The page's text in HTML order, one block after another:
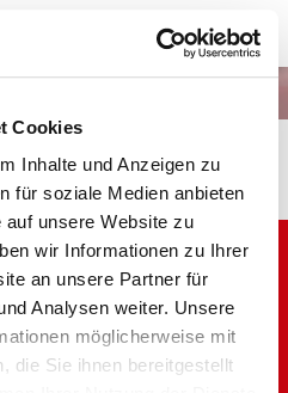
Cookies
Inhalte und Anzeigen zu
für soziale Medien anbieten
unsere Website zu
wir Informationen zu Ihrer
an unsere Partner für
Analysen weiter. Unsere
möglicherweise mit
die Sie ihnen bereitgestellt
EINZELHANDEL